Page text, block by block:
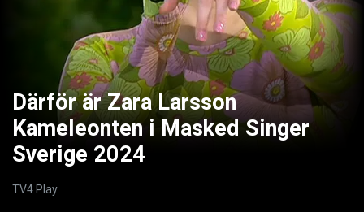
Därför är Zara Larsson
Kameleonten i Masked Singer
Sverige 2024
TV4 Play